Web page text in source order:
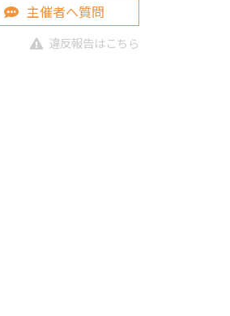
主催者へ質問
違反報告はこちら